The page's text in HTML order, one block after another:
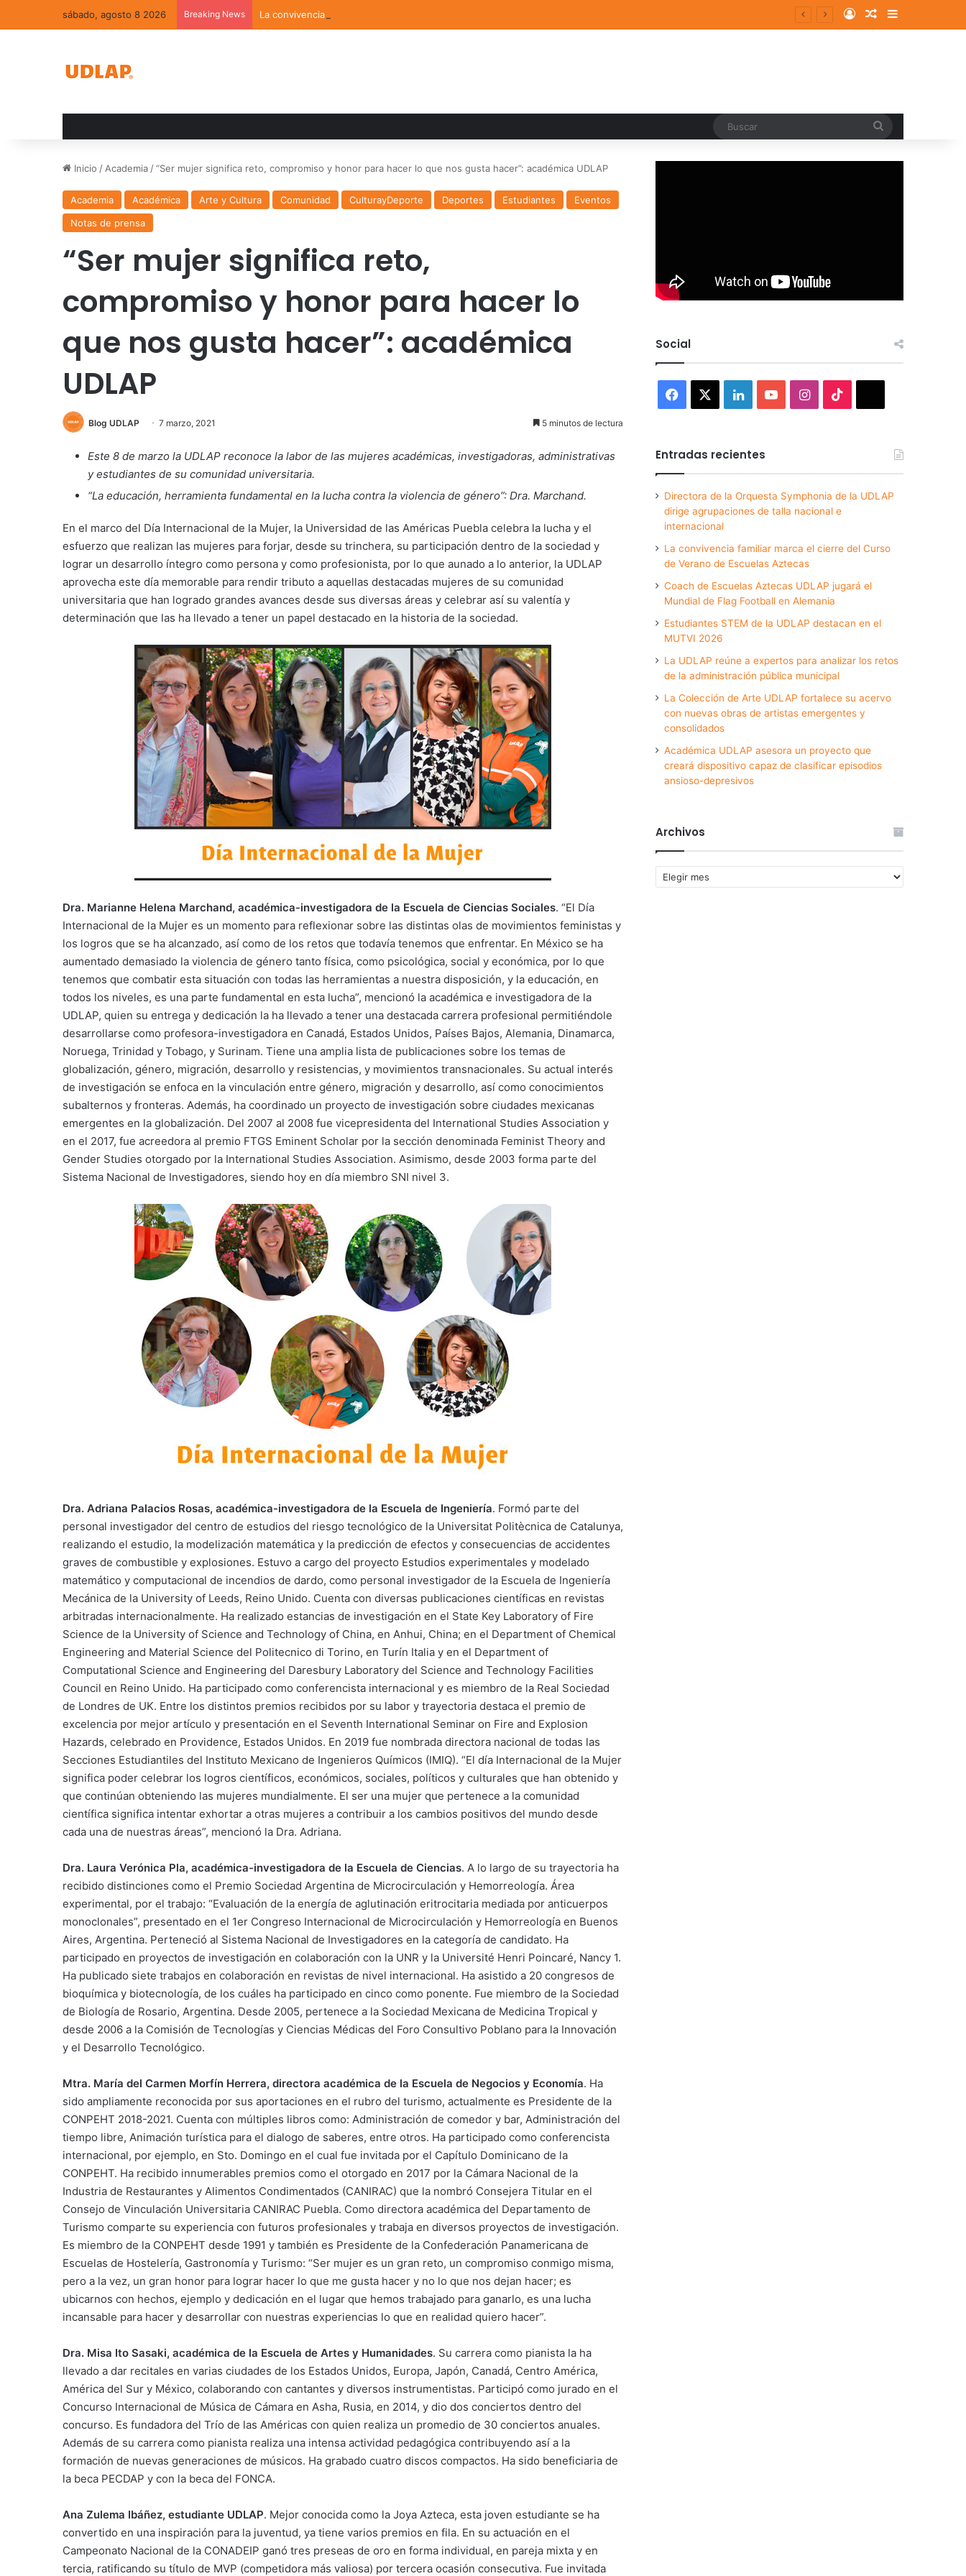
sábado, agosto 8 2026 Breaking News La convivencia familiar marca el cierre del Curso de Verano de Escuelas Aztecas Log InRandom Article
Sidebar
Inicio / Academia /“Ser mujer significa reto, compromiso y honor para hacer lo que nos gusta hacer”: académica UDLAP
Academia Académica Arte y Cultura Comunidad CulturayDeporte Deportes Estudiantes
Eventos
Notas de prensa
“Ser mujer significa reto,
compromiso y honor para hacer lo
que nos gusta hacer”: académica
UDLAP
Blog UDLAP 7 marzo, 2021 5 minutos de lectura
Este 8 de marzo la UDLAP reconoce la labor de las mujeres académicas, investigadoras, administrativas
y estudiantes de su comunidad universitaria.
“La educación, herramienta fundamental en la lucha contra la violencia de género”: Dra. Marchand.
En el marco del Día Internacional de la Mujer, la Universidad de las Américas Puebla celebra la lucha y el
esfuerzo que realizan las mujeres para forjar, desde su trinchera, su participación dentro de la sociedad y
lograr un desarrollo íntegro como persona y como profesionista, por lo que aunado a lo anterior, la UDLAP
aprovecha este día memorable para rendir tributo a aquellas destacadas mujeres de su comunidad
universitaria que han logrado grandes avances desde sus diversas áreas y celebrar así su valentía y
determinación que las ha llevado a tener un papel destacado en la historia de la sociedad.
Dra. Marianne Helena Marchand, académica-investigadora de la Escuela de Ciencias Sociales. “El Día
Internacional de la Mujer es un momento para reflexionar sobre las distintas olas de movimientos feministas y
los logros que se ha alcanzado, así como de los retos que todavía tenemos que enfrentar. En México se ha
aumentado demasiado la violencia de género tanto física, como psicológica, social y económica, por lo que
tenemos que combatir esta situación con todas las herramientas a nuestra disposición, y la educación, en
todos los niveles, es una parte fundamental en esta lucha”, mencionó la académica e investigadora de la
UDLAP, quien su entrega y dedicación la ha llevado a tener una destacada carrera profesional permitiéndole
desarrollarse como profesora-investigadora en Canadá, Estados Unidos, Países Bajos, Alemania, Dinamarca,
Noruega, Trinidad y Tobago, y Surinam. Tiene una amplia lista de publicaciones sobre los temas de
globalización, género, migración, desarrollo y resistencias, y movimientos transnacionales. Su actual interés
de investigación se enfoca en la vinculación entre género, migración y desarrollo, así como conocimientos
subalternos y fronteras. Además, ha coordinado un proyecto de investigación sobre ciudades mexicanas
emergentes en la globalización. Del 2007 al 2008 fue vicepresidenta del International Studies Association y
en el 2017, fue acreedora al premio FTGS Eminent Scholar por la sección denominada Feminist Theory and
Gender Studies otorgado por la International Studies Association. Asimismo, desde 2003 forma parte del
Sistema Nacional de Investigadores, siendo hoy en día miembro SNI nivel 3.
Dra. Adriana Palacios Rosas, académica-investigadora de la Escuela de Ingeniería. Formó parte del
personal investigador del centro de estudios del riesgo tecnológico de la Universitat Politècnica de Catalunya,
realizando el estudio, la modelización matemática y la predicción de efectos y consecuencias de accidentes
graves de combustible y explosiones. Estuvo a cargo del proyecto Estudios experimentales y modelado
matemático y computacional de incendios de dardo, como personal investigador de la Escuela de Ingeniería
Mecánica de la University of Leeds, Reino Unido. Cuenta con diversas publicaciones científicas en revistas
arbitradas internacionalmente. Ha realizado estancias de investigación en el State Key Laboratory of Fire
Science de la University of Science and Technology of China, en Anhui, China; en el Department of Chemical
Engineering and Material Science del Politecnico di Torino, en Turín Italia y en el Department of
Computational Science and Engineering del Daresbury Laboratory del Science and Technology Facilities
Council en Reino Unido. Ha participado como conferencista internacional y es miembro de la Real Sociedad
de Londres de UK. Entre los distintos premios recibidos por su labor y trayectoria destaca el premio de
excelencia por mejor artículo y presentación en el Seventh International Seminar on Fire and Explosion
Hazards, celebrado en Providence, Estados Unidos. En 2019 fue nombrada directora nacional de todas las
Secciones Estudiantiles del Instituto Mexicano de Ingenieros Químicos (IMIQ). “El día Internacional de la Mujer
significa poder celebrar los logros científicos, económicos, sociales, políticos y culturales que han obtenido y
que continúan obteniendo las mujeres mundialmente. El ser una mujer que pertenece a la comunidad
científica significa intentar exhortar a otras mujeres a contribuir a los cambios positivos del mundo desde
cada una de nuestras áreas”, mencionó la Dra. Adriana.
Dra. Laura Verónica Pla, académica-investigadora de la Escuela de Ciencias. A lo largo de su trayectoria ha
recibido distinciones como el Premio Sociedad Argentina de Microcirculación y Hemorreología. Área
experimental, por el trabajo: “Evaluación de la energía de aglutinación eritrocitaria mediada por anticuerpos
monoclonales”, presentado en el 1er Congreso Internacional de Microcirculación y Hemorreología en Buenos
Aires, Argentina. Perteneció al Sistema Nacional de Investigadores en la categoría de candidato. Ha
participado en proyectos de investigación en colaboración con la UNR y la Université Henri Poincaré, Nancy 1.
Ha publicado siete trabajos en colaboración en revistas de nivel internacional. Ha asistido a 20 congresos de
bioquímica y biotecnología, de los cuáles ha participado en cinco como ponente. Fue miembro de la Sociedad
de Biología de Rosario, Argentina. Desde 2005, pertenece a la Sociedad Mexicana de Medicina Tropical y
desde 2006 a la Comisión de Tecnologías y Ciencias Médicas del Foro Consultivo Poblano para la Innovación
y el Desarrollo Tecnológico.
Mtra. María del Carmen Morfín Herrera, directora académica de la Escuela de Negocios y Economía. Ha
sido ampliamente reconocida por sus aportaciones en el rubro del turismo, actualmente es Presidente de la
CONPEHT 2018-2021. Cuenta con múltiples libros como: Administración de comedor y bar, Administración del
tiempo libre, Animación turística para el dialogo de saberes, entre otros. Ha participado como conferencista
internacional, por ejemplo, en Sto. Domingo en el cual fue invitada por el Capítulo Dominicano de la
CONPEHT. Ha recibido innumerables premios como el otorgado en 2017 por la Cámara Nacional de la
Industria de Restaurantes y Alimentos Condimentados (CANIRAC) que la nombró Consejera Titular en el
Consejo de Vinculación Universitaria CANIRAC Puebla. Como directora académica del Departamento de
Turismo comparte su experiencia con futuros profesionales y trabaja en diversos proyectos de investigación.
Es miembro de la CONPEHT desde 1991 y también es Presidente de la Confederación Panamericana de
Escuelas de Hostelería, Gastronomía y Turismo: “Ser mujer es un gran reto, un compromiso conmigo misma,
pero a la vez, un gran honor para lograr hacer lo que me gusta hacer y no lo que nos dejan hacer; es
ubicarnos con hechos, ejemplo y dedicación en el lugar que hemos trabajado para ganarlo, es una lucha
incansable para hacer y desarrollar con nuestras experiencias lo que en realidad quiero hacer”.
Dra. Misa Ito Sasaki, académica de la Escuela de Artes y Humanidades. Su carrera como pianista la ha
llevado a dar recitales en varias ciudades de los Estados Unidos, Europa, Japón, Canadá, Centro América,
América del Sur y México, colaborando con cantantes y diversos instrumentistas. Participó como jurado en el
Concurso Internacional de Música de Cámara en Asha, Rusia, en 2014, y dio dos conciertos dentro del
concurso. Es fundadora del Trío de las Américas con quien realiza un promedio de 30 conciertos anuales.
Además de su carrera como pianista realiza una intensa actividad pedagógica contribuyendo así a la
formación de nuevas generaciones de músicos. Ha grabado cuatro discos compactos. Ha sido beneficiaria de
la beca PECDAP y con la beca del FONCA.
Ana Zulema Ibáñez, estudiante UDLAP. Mejor conocida como la Joya Azteca, esta joven estudiante se ha
convertido en una inspiración para la juventud, ya tiene varios premios en fila. En su actuación en el
Campeonato Nacional de la CONADEIP ganó tres preseas de oro en forma individual, en pareja mixta y en
tercia, ratificando su título de MVP (competidora más valiosa) por tercera ocasión consecutiva. Fue invitada
Social
Facebook LinkedInYouTubeInstagram
Entradas recientes
Directora de la Orquesta Symphonia de la UDLAP
dirige agrupaciones de talla nacional e
internacional
La convivencia familiar marca el cierre del Curso
de Verano de Escuelas Aztecas
Coach de Escuelas Aztecas UDLAP jugará el
Mundial de Flag Football en Alemania
Estudiantes STEM de la UDLAP destacan en el
MUTVI 2026
La UDLAP reúne a expertos para analizar los retos
de la administración pública municipal
La Colección de Arte UDLAP fortalece su acervo
con nuevas obras de artistas emergentes y
consolidados
Académica UDLAP asesora un proyecto que
creará dispositivo capaz de clasificar episodios
ansioso-depresivos
Archivos
Archivos